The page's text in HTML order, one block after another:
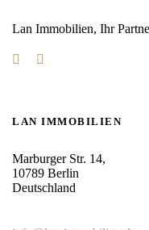
Lan Immobilien, Ihr
LAN IMMOBILIEN
Marburger Str. 14,
10789 Berlin
Deutschland